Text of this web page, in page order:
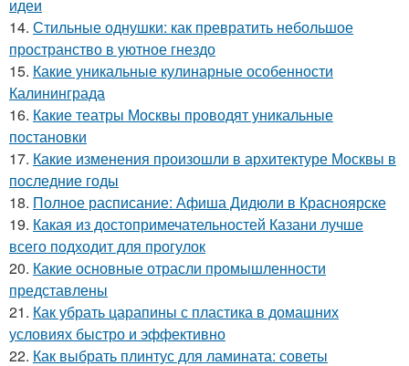
идеи
14. Стильные однушки: как превратить небольшое
пространство в уютное гнездо
15. Какие уникальные кулинарные особенности
Калининграда
16. Какие театры Москвы проводят уникальные
постановки
17. Какие изменения произошли в архитектуре Москвы в
последние годы
18. Полное расписание: Афиша Дидюли в Красноярске
19. Какая из достопримечательностей Казани лучше
всего подходит для прогулок
20. Какие основные отрасли промышленности
представлены
21. Как убрать царапины с пластика в домашних
условиях быстро и эффективно
22. Как выбрать плинтус для ламината: советы